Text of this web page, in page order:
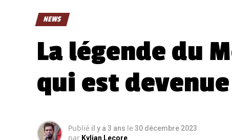
NEWS
La légende du
qui est
Publié il y a 3 ans le 30 décembre 2023
par Kylian Lecore